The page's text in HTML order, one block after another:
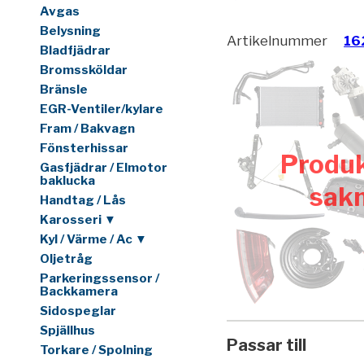
Avgas
Belysning
Bladfjädrar
Bromssköldar
Bränsle
EGR-Ventiler/kylare
Fram / Bakvagn
Fönsterhissar
Gasfjädrar / Elmotor
baklucka
Handtag / Lås
Karosseri ▼
Kyl / Värme / Ac ▼
Oljetråg
Parkeringssensor /
Backkamera
Sidospeglar
Spjällhus
Torkare / Spolning
Artikelnummer
Passar till